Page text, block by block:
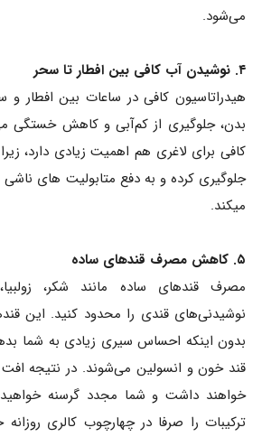
می‌شود.
۴. نوشیدن آب کافی بین افطار تا سحر
هیدراتاسیون کافی در ساعات بین افطار و
بدن، جلوگیری از کم‌آبی و کاهش خستگی
کافی برای لاغری هم اهمیت زیادی دارد،
جلوگیری کرده و به دفع متابولیت های
میکند.
۵. کاهش مصرف قندهای ساده
مصرف قندهای ساده مانند شکر،
نوشیدنی‌های قندی را محدود کنید. این
بدون اینکه احساس سیری زیادی به شما
قند خون و انسولین می‌شوند. در نتیجه
خواهند داشت و شما مجدد گرسنه
ترکیبات را صرفا در چهارچوب کالری